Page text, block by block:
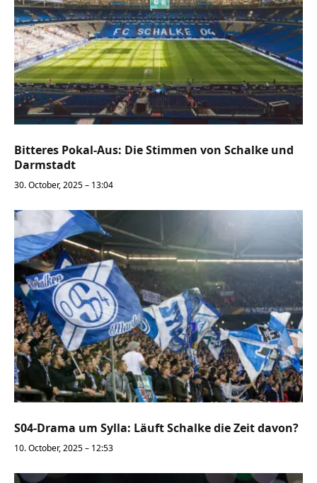
Bitteres Pokal-Aus: Die Stimmen von Schalke und
Darmstadt
30. October, 2025 – 13:04
S04-Drama um Sylla: Läuft Schalke die Zeit davon?
10. October, 2025 – 12:53